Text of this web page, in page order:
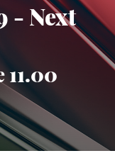
- Next
11.00